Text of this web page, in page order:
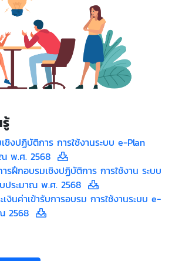
ชิงปฏิบัติการ การใช้งานระบบ e-Plan
ณ พ.ศ. 2568
ารฝึกอบรมเชิงปฏิบัติการ การใช้งาน ระบบ
ประมาณ พ.ศ. 2568
เงินค่าเข้ารับการอบรม การใช้งานระบบ e-
2568